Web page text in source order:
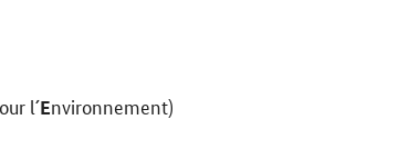
l´Envi­ron­ne­ment)